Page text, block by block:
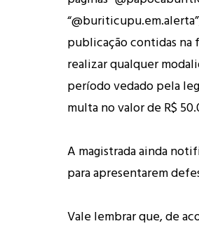
publicação contidas na
realizar qualquer
período vedado pela
multa no valor de R$
A magistrada ainda
para apresentarem
Vale lembrar que, de